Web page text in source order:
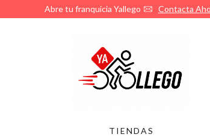
Abre tu franquicia Yallego Contacta Ahora
TIENDAS